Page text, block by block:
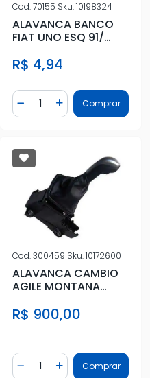
Cod.70155 Sku.10198324
ALAVANCA BANCO
FIAT UNO ESQ 91/
R$ 4,94
Diminuir Quantidade
Quantidade
AdicionarComprar
Cod.300459 Sku.10172600
ALAVANCA CAMBIO
AGILE MONTANA
R$ 900,00
Diminuir Quantidade
Quantidade
AdicionarComprar